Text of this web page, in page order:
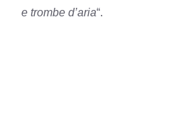
e trombe d’aria“.